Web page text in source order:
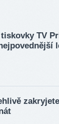
tiskovky TV